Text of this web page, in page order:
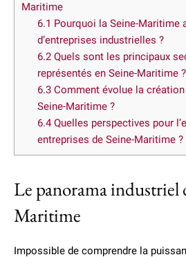
Maritime
6.1 Pourquoi la Seine-Maritime
d’entreprises industrielles ?
6.2Quels sont les principaux
représentés en Seine-Maritime ?
6.3Comment évolue la création
Seine-Maritime ?
6.4Quelles perspectives pour
entreprises de Seine-Maritime ?
Le panorama industriel
Maritime
Impossible de comprendre la